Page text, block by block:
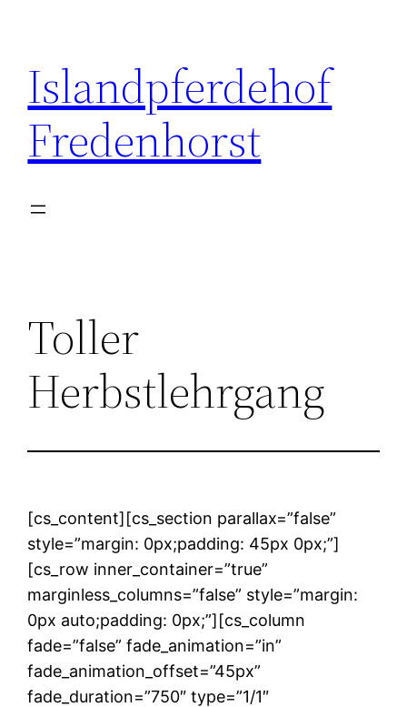
springen
Islandpferdehof
Fredenhorst
Toller
Herbstlehrgang
[cs_content][cs_section parallax=”false”
style=”margin: 0px;padding: 45px 0px;”]
[cs_row inner_container=”true”
marginless_columns=”false” style=”margin:
0px auto;padding: 0px;”][cs_column
fade=”false” fade_animation=”in”
fade_animation_offset=”45px”
fade_duration=”750″ type=”1/1″